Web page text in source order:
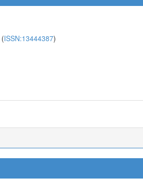
(ISSN:13444387)